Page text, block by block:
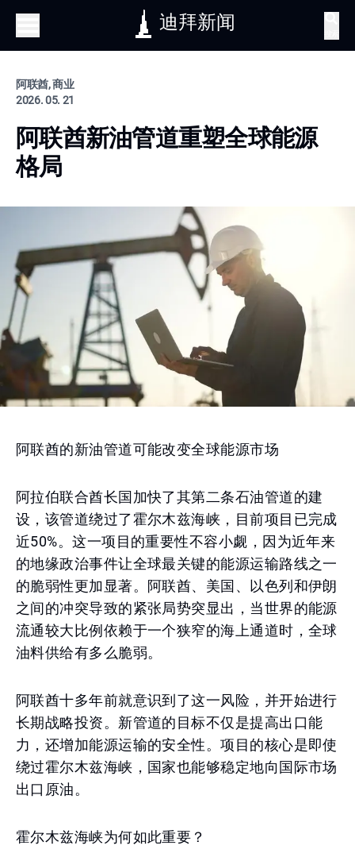
迪拜新闻
阿联酋, 商业
2026. 05. 21
阿联酋新油管道重塑全球能源
格局
阿联酋的新油管道可能改变全球能源市场
阿拉伯联合酋长国加快了其第二条石油管道的建
设，该管道绕过了霍尔木兹海峡，目前项目已完成
近50%。这一项目的重要性不容小觑，因为近年来
的地缘政治事件让全球最关键的能源运输路线之一
的脆弱性更加显著。阿联酋、美国、以色列和伊朗
之间的冲突导致的紧张局势突显出，当世界的能源
流通较大比例依赖于一个狭窄的海上通道时，全球
油料供给有多么脆弱。
阿联酋十多年前就意识到了这一风险，并开始进行
长期战略投资。新管道的目标不仅是提高出口能
力，还增加能源运输的安全性。项目的核心是即使
绕过霍尔木兹海峡，国家也能够稳定地向国际市场
出口原油。
霍尔木兹海峡为何如此重要？